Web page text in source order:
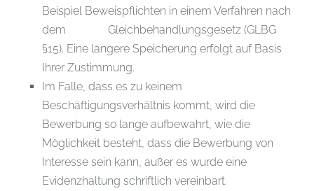
Beispiel Beweispflichten in einem Verfahren nach
dem Gleichbehandlungsgesetz (GLBG
§15). Eine längere Speicherung erfolgt auf Basis
Ihrer Zustimmung.
Im Falle, dass es zu keinem
Beschäftigungsverhältnis kommt, wird die
Bewerbung so lange aufbewahrt, wie die
Möglichkeit besteht, dass die Bewerbung von
Interesse sein kann, außer es wurde eine
Evidenzhaltung schriftlich vereinbart.